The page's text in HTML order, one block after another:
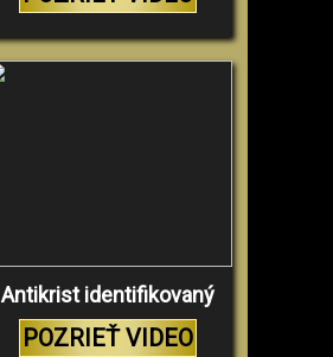
Antikrist identifikovaný
POZRIEŤ VIDEO